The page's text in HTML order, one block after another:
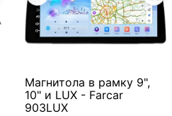
Магнитола в рамку 9",
10" и LUX - Farcar
903LUX